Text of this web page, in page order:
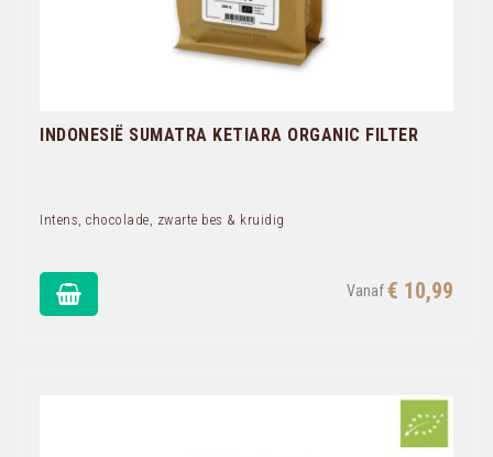
INDONESIË SUMATRA KETIARA ORGANIC FILTER
Intens, chocolade, zwarte bes & kruidig
€ 10,99